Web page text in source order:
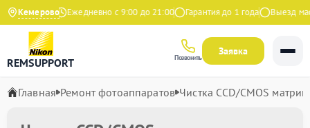
Кемерово
на Яндекс Ежедневно с 9:00 до 21:00 Гарантия до 1 года Выезд
REMSUPPORT Позвонить
Заявка
Главная Ремонт фотоаппаратов Чистка CCD/CMOS